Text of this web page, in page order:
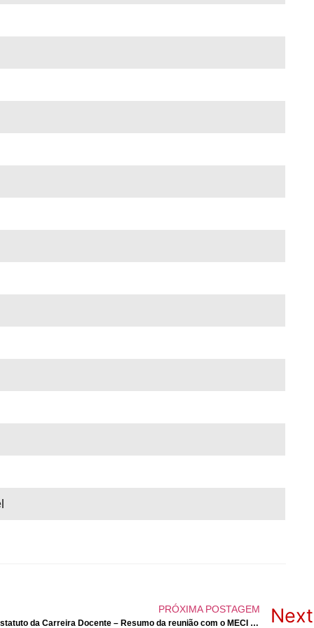
PRÓXIMA POSTAGEM
Voltámos à estaca zero na revisão do Estatuto da Carreira Docente – Resumo da reunião com o MECI a 29/09/2025 Next